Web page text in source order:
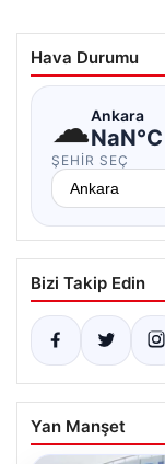
Hava Durumu
☁Ankara
NaN°C
ŞEHIR SEÇ
Bizi Takip Edin
Yan Manşet